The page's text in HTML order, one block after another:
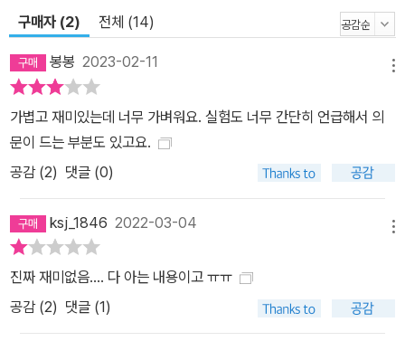
구매자 (2) 전체 (14)
봉봉 2023-02-11
가볍고 재미있는데 너무 가벼워요. 실험도 너무 간단히 언급해서 의
문이 드는 부분도 있고요.
공감 (2) 댓글 (0)
ksj_1846 2022-03-04
진짜 재미없음.... 다 아는 내용이고 ㅠㅠ
공감 (2) 댓글 (1)